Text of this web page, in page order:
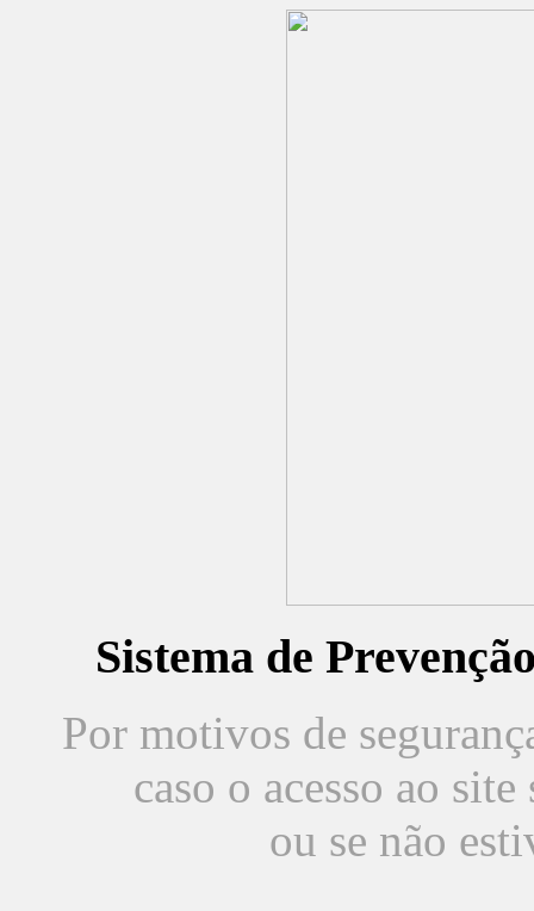
Sistema de
Por motivos de
caso o acesso ao
ou se não